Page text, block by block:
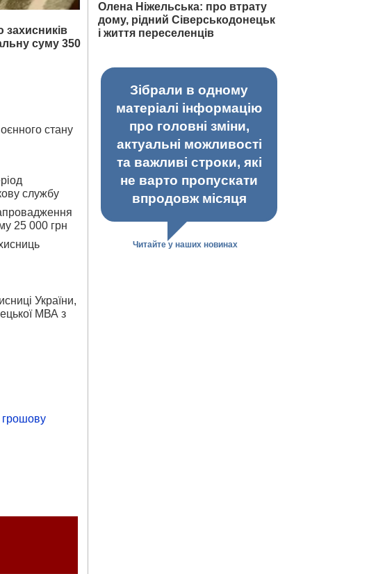
суму 350
стану
службу
25 000 грн
України,
МВА з
грошову
Олена Ніжельська: про втрату
дому, рідний Сіверськодонецьк
і життя переселенців
Зібрали в одному
матеріалі інформацію
про головні зміни,
актуальні можливості
та важливі строки, які
не варто пропускати
впродовж місяця
Читайте у наших новинах